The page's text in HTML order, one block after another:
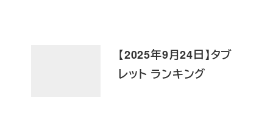
【2025年9月24日】タブ
レット ランキング